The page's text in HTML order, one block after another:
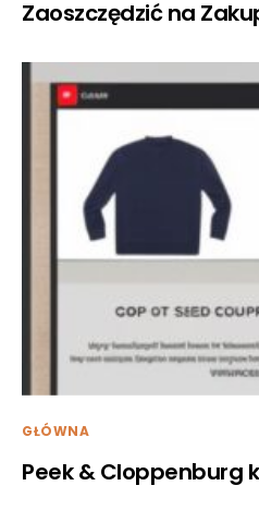
Zaoszczędzić na
GŁÓWNA
Peek & Cloppenburg